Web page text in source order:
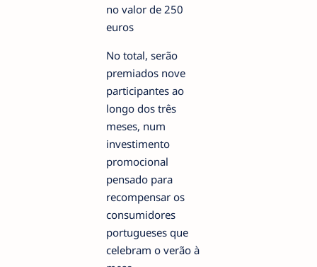
no valor de 250
euros
No total, serão
premiados nove
participantes ao
longo dos três
meses, num
investimento
promocional
pensado para
recompensar os
consumidores
portugueses que
celebram o verão à